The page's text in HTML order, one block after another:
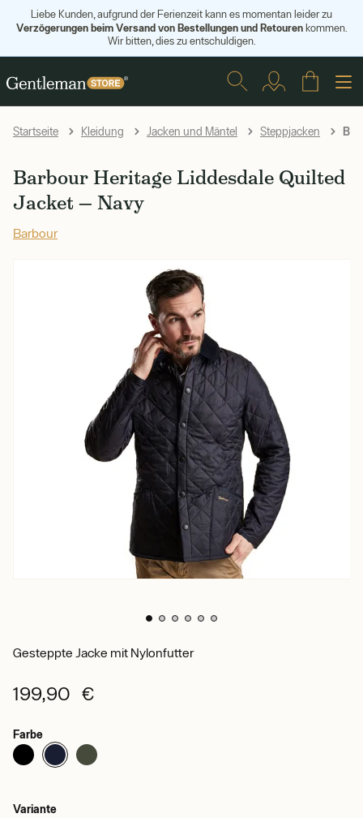
Liebe Kunden, aufgrund der Ferienzeit kann es momentan leider zu
Verzögerungen beim Versand von Bestellungen und Retourenkommen.
Wir bitten, dies zu entschuldigen.
Startseite Kleidung Jacken und Mäntel Steppjacken
Barbour Heritage Liddesdale Quilted
Jacket — Navy
Barbour
Gesteppte Jacke mit Nylonfutter
199,90 €
Farbe
Variante